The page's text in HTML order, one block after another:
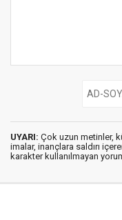
UYARI: Çok uzun metinler,
imalar, inançlara saldırı
karakter kullanılmayan